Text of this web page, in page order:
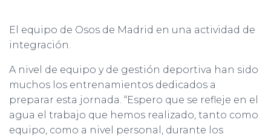
El equipo de Osos de Madrid en una actividad de
integración.
A nivel de equipo y de gestión deportiva han sido
muchos los entrenamientos dedicados a
preparar esta jornada. “Espero que se refleje en el
agua el trabajo que hemos realizado, tanto como
equipo, como a nivel personal, durante los